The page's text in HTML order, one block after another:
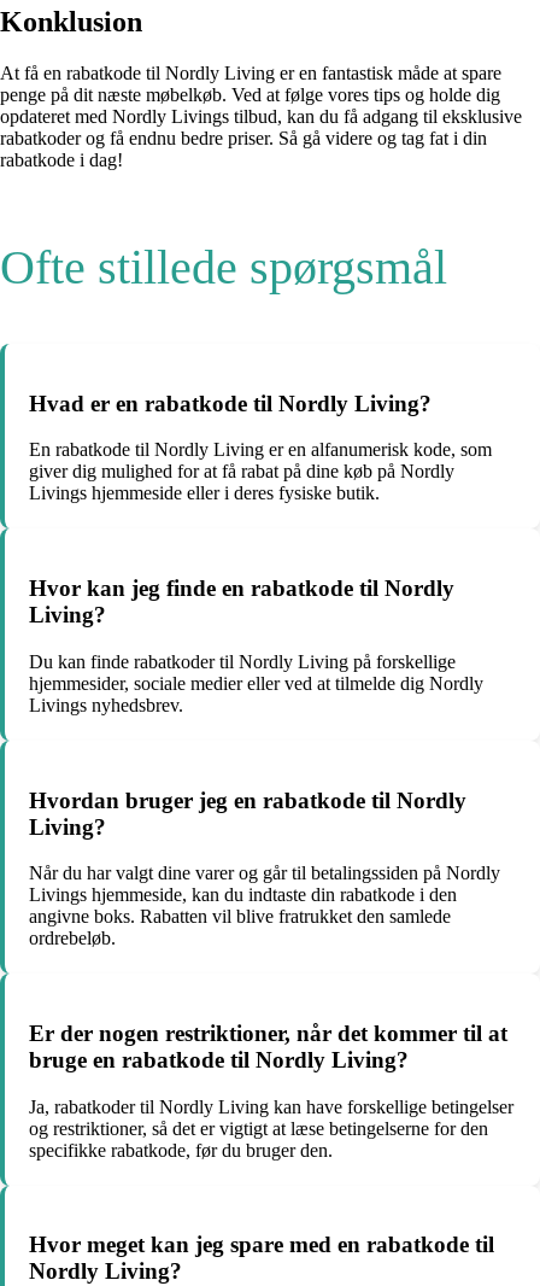
Konklusion
At få en rabatkode til Nordly Living er en fantastisk måde at spare
penge på dit næste møbelkøb. Ved at følge vores tips og holde dig
opdateret med Nordly Livings tilbud, kan du få adgang til eksklusive
rabatkoder og få endnu bedre priser. Så gå videre og tag fat i din
rabatkode i dag!
Ofte stillede spørgsmål
Hvad er en rabatkode til Nordly Living?
En rabatkode til Nordly Living er en alfanumerisk kode, som
giver dig mulighed for at få rabat på dine køb på Nordly
Livings hjemmeside eller i deres fysiske butik.
Hvor kan jeg finde en rabatkode til Nordly
Living?
Du kan finde rabatkoder til Nordly Living på forskellige
hjemmesider, sociale medier eller ved at tilmelde dig Nordly
Livings nyhedsbrev.
Hvordan bruger jeg en rabatkode til Nordly
Living?
Når du har valgt dine varer og går til betalingssiden på Nordly
Livings hjemmeside, kan du indtaste din rabatkode i den
angivne boks. Rabatten vil blive fratrukket den samlede
ordrebeløb.
Er der nogen restriktioner, når det kommer til at
bruge en rabatkode til Nordly Living?
Ja, rabatkoder til Nordly Living kan have forskellige betingelser
og restriktioner, så det er vigtigt at læse betingelserne for den
specifikke rabatkode, før du bruger den.
Hvor meget kan jeg spare med en rabatkode til
Nordly Living?